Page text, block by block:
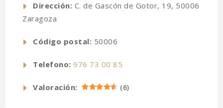
Dirección: C. de Gascón de Gotor, 19, 50006
Zaragoza
Código postal: 50006
Telefono: 976 73 00 85
Valoración: (6)